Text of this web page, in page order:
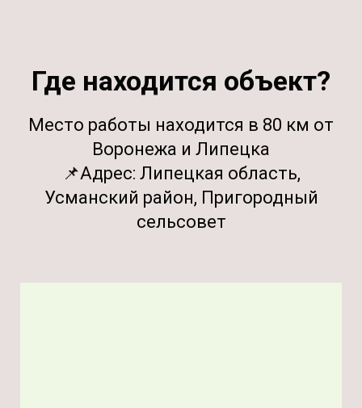
Где находится объект?
Место работы находится в 80 км от
Воронежа и Липецка
📌Адрес: Липецкая область,
Усманский район, Пригородный
сельсовет